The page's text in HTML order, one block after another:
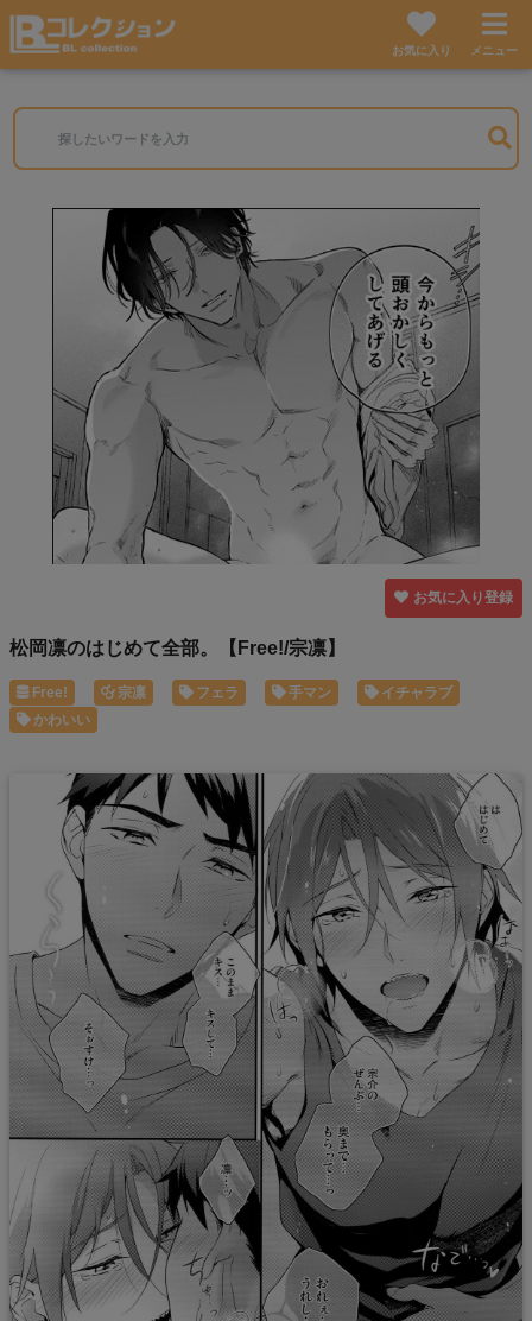
お気に入り メニュー
お気に入り登録
松岡凛のはじめて全部。【Free!/宗凛】
Free! 宗凛 フェラ 手マン
イチャラブ
かわいい